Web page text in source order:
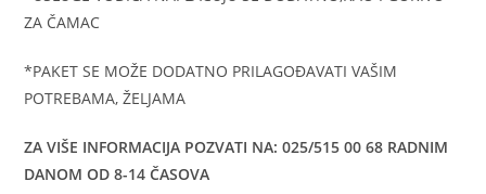
ZA ČAMAC
*PAKET SE MOŽE DODATNO PRILAGOĐAVATI VAŠIM
POTREBAMA, ŽELJAMA
ZA VIŠE INFORMACIJA POZVATI NA: 025/515 00 68 RADNIM
DANOM OD 8-14 ČASOVA